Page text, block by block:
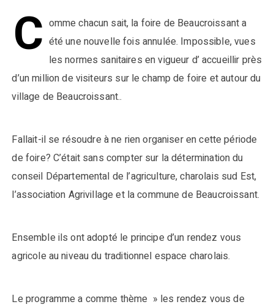
C omme chacun sait, la foire de Beaucroissant a
été une nouvelle fois annulée. Impossible, vues
les normes sanitaires en vigueur d’ accueillir près
d’un million de visiteurs sur le champ de foire et autour du
village de Beaucroissant..
Fallait-il se résoudre à ne rien organiser en cette période
de foire? C’était sans compter sur la détermination du
conseil Départemental de l’agriculture, charolais sud Est,
l’association Agrivillage et la commune de Beaucroissant.
Ensemble ils ont adopté le principe d’un rendez vous
agricole au niveau du traditionnel espace charolais.
Le programme a comme thème » les rendez vous de